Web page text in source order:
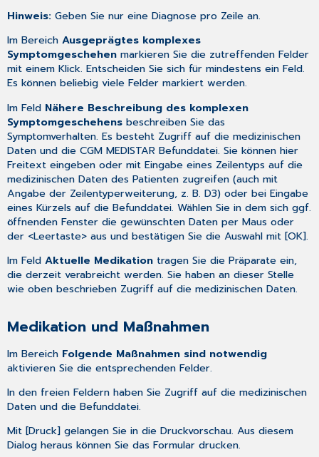
Hinweis:Geben Sie nur eine Diagnose pro Zeile an.
Im BereichAusgeprägtes komplexes
Symptomgeschehen markieren Sie die zutreffenden Felder
mit einem Klick. Entscheiden Sie sich für mindestens ein Feld.
Es können beliebig viele Felder markiert werden.
Im Feld Nähere Beschreibung des komplexen
Symptomgeschehens beschreiben Sie das
Symptomverhalten. Es besteht Zugriff auf die medizinischen
Daten und dieCGM MEDISTAR Befunddatei. Sie können hier
Freitext eingeben oder mit Eingabe eines Zeilentyps auf die
medizinischen Daten des Patienten zugreifen (auch mit
Angabe der Zeilentyperweiterung, z. B. D3) oder bei Eingabe
eines Kürzels auf die Befunddatei. Wählen Sie in dem sich ggf.
öffnenden Fenster die gewünschten Daten per Maus oder
der <Leertaste> aus und bestätigen Sie die Auswahl mit [OK].
Im FeldAktuelle Medikation tragen Sie die Präparate ein,
die derzeit verabreicht werden. Sie haben an dieser Stelle
wie oben beschrieben Zugriff auf die medizinischen Daten.
Medikation und Maßnahmen
Im Bereich Folgende Maßnahmen sind notwendig
aktivieren Sie die entsprechenden Felder.
In den freien Feldern haben Sie Zugriff auf die medizinischen
Daten und die Befunddatei.
Mit [Druck] gelangen Sie in die Druckvorschau. Aus diesem
Dialog heraus können Sie das Formular drucken.